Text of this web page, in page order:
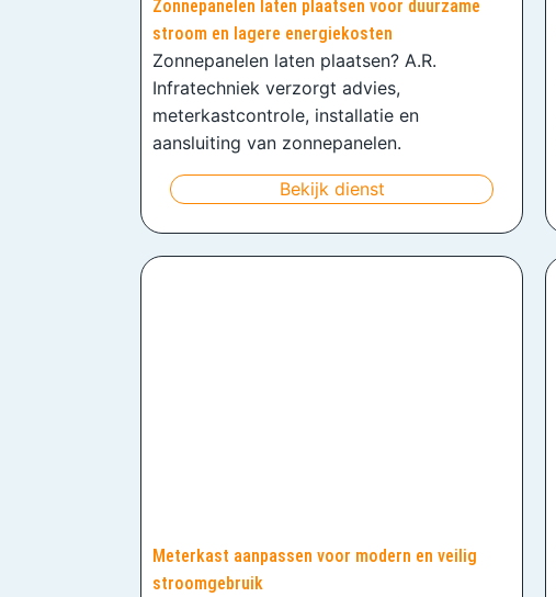
Zonnepanelen laten plaatsen voor duurzame
stroom en lagere energiekosten
Zonnepanelen laten plaatsen? A.R.
Infratechniek verzorgt advies,
meterkastcontrole, installatie en
aansluiting van zonnepanelen.
Bekijk dienst
Meterkast aanpassen voor modern en veilig
stroomgebruik